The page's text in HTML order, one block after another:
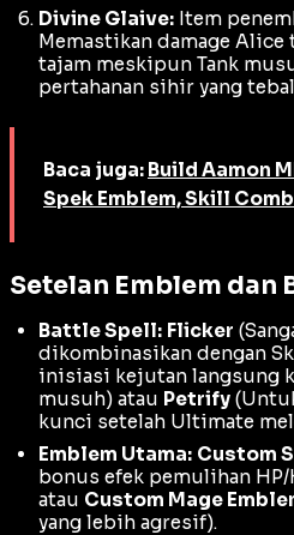
Divine Glaive: Item
Memastikan damage Alice
tajam meskipun Tank
pertahanan sihir yang
Baca juga: Build Aamon
Spek Emblem, Skill
Setelan Emblem dan
Battle Spell: Flicker
dikombinasikan dengan
inisiasi kejutan langsung
musuh) atau Petrify
kunci setelah Ultimate
Emblem Utama: Custom
bonus efek pemulihan
atau Custom Mage
yang lebih agresif).